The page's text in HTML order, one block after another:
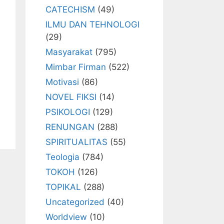
CATECHISM (49)
ILMU DAN TEHNOLOGI
(29)
Masyarakat (795)
Mimbar Firman (522)
Motivasi (86)
NOVEL FIKSI (14)
PSIKOLOGI (129)
RENUNGAN (288)
SPIRITUALITAS (55)
Teologia (784)
TOKOH (126)
TOPIKAL (288)
Uncategorized (40)
Worldview (10)